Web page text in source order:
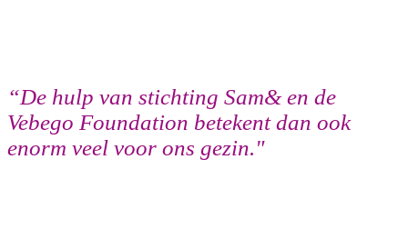
“De hulp van stichting Sam& en de
Vebego Foundation betekent dan ook
enorm veel voor ons gezin."